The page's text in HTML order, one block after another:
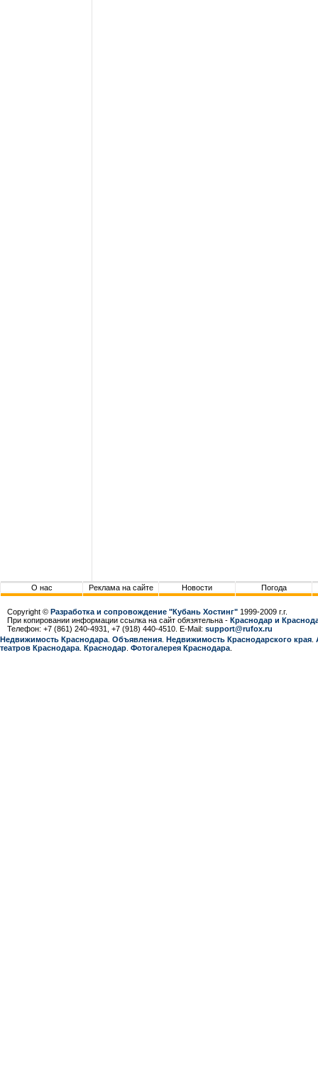
О нас Реклама на сайте Новости Погода
Copyright © Разработка и сопровождение "Кубань Хостинг" 1999-2009 г.г.
При копировании информации ссылка на сайт обязятельна - Краснодар и
Телефон: +7 (861) 240-4931, +7 (918) 440-4510. E-Mail: support@rufox.ru
Недвижимость Краснодара Объявления Недвижимость Краснодарcкого края
театров Краснодара Краснодар Фотогалерея Краснодара